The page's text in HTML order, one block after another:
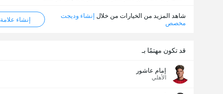
شاهد المزيد من الخيارات من خلال إنشاء وديجت
مخصص
إنشاء علامة HTML
قد تكون مهتمًا بـ
إمام عاشور
الأهلي